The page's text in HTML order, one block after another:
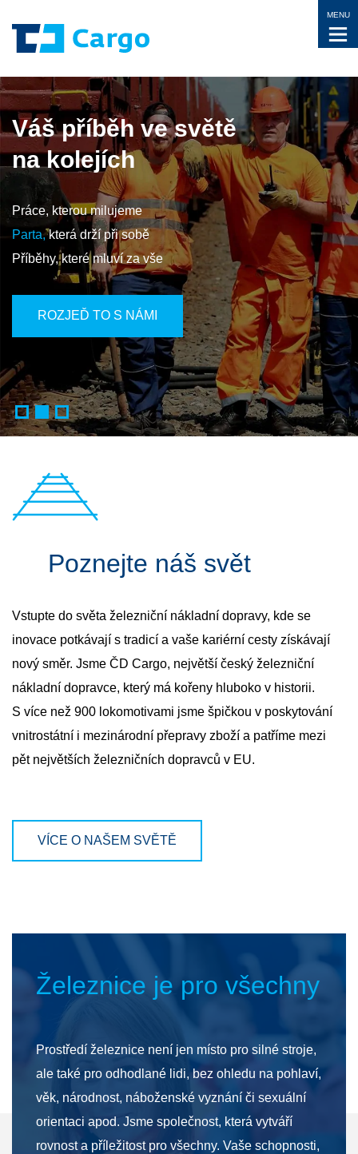
MENU
Váš příběh ve
na kolejích
Práce, kterou milujeme
Parta, která drží při sobě
Příběhy,
které mluví za vše
ROZJEĎ TO S NÁMI
Poznejte náš svět
Vstupte do světa železniční nákladní dopravy, kde se
inovace potkávají s tradicí a vaše kariérní cesty získávají
nový směr. Jsme ČD Cargo, největší český železniční
nákladní dopravce, který má kořeny hluboko v historii.
S více než 900 lokomotivami jsme špičkou v poskytování
vnitrostátní i mezinárodní přepravy zboží a patříme mezi
pět největších železničních dopravců v EU.
VÍCE O NAŠEM SVĚTĚ
Železnice je pro všechny
Prostředí železnice není jen místo pro silné stroje,
ale také pro odhodlané lidi, bez ohledu na pohlaví,
věk, národnost, náboženské vyznání či sexuální
orientaci apod. Jsme společnost, která vytváří
rovnost a příležitost pro všechny. Vaše schopnosti,